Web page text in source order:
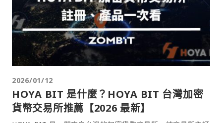
2026/01/12
HOYA BIT 是什麼？HOYA BIT 台灣加密
貨幣交易所推薦【2026 最新】